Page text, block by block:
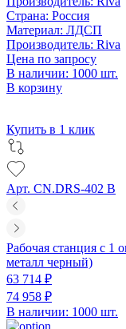
Страна: Россия
Материал: ЛДСП
Производитель: Riva
Цена по запросу
В наличии: 1000 шт.
В корзину
Купить в 1 клик
Арт. CN.DRS-402 B
Рабочая станция с 1
металл черный)
63 714 ₽
74 958 ₽
В наличии: 1000 шт.